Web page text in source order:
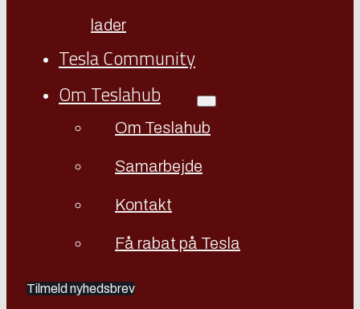
lader
Tesla Community
Om Teslahub
Om Teslahub
Samarbejde
Kontakt
Få rabat på Tesla
Tilmeld nyhedsbrev